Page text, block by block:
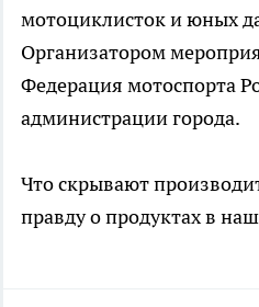
мотоциклисток и юных
Организатором
Федерация мотоспорта
администрации города.
Что скрывают
правду о продуктах в